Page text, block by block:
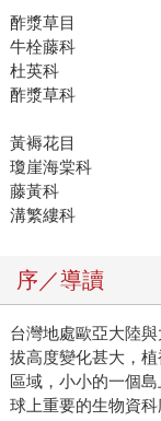
酢漿草目
牛栓藤科
杜英科
酢漿草科
黃褥花目
瓊崖海棠科
藤黃科
溝繁縷科
序／導讀
台灣地處歐亞大陸
拔高度變化甚大，
區域，小小的一個
球上重要的生物資科